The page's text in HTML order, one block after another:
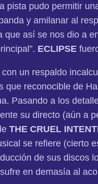
pista pudo permitir
y amilanar al
que así se nos dio a
ECLIPSE
un respaldo
que reconocible de
Pasando a los
su directo (aún a
THE CRUEL
se refiere (cierto
de sus discos
en demasía al